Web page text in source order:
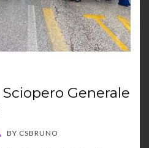
Generale
BY CSBRUNO